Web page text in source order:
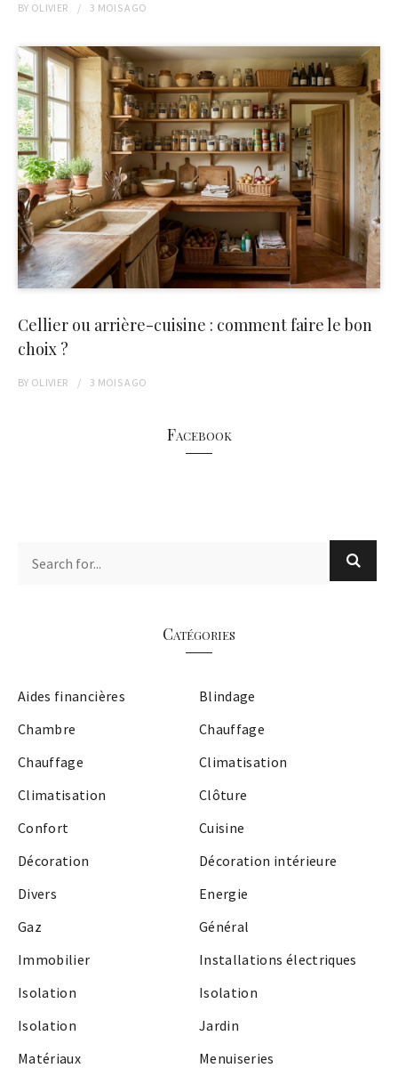
BY OLIVIER 3 MOISAGO
Cellier ou arrière-cuisine : comment faire le bon
choix ?
BY OLIVIER 3 MOISAGO
Facebook
Catégories
Aides financières
Blindage
Chambre
Chauffage
Chauffage
Climatisation
Climatisation
Clôture
Confort
Cuisine
Décoration
Décoration intérieure
Divers
Energie
Gaz
Général
Immobilier
Installations électriques
Isolation
Isolation
Isolation
Jardin
Matériaux
Menuiseries